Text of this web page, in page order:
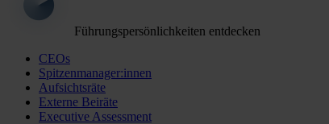
Führungspersönlichkeiten entdecken
CEOs
Spitzenmanager:innen
Aufsichtsräte
Externe Beiräte
Executive Assessment